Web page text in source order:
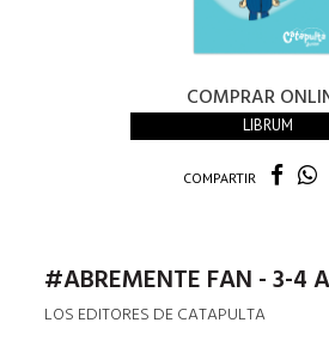
COMPRAR
LIBRUM
COMPARTIR
#ABREMENTE FAN - 3-4
LOS EDITORES DE CATAPULTA